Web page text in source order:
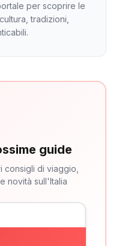
per scoprire le
tradizioni,
guide
consigli di viaggio,
novità sull'Italia